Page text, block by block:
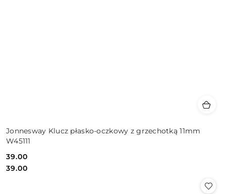
Jonnesway Klucz płasko-oczkowy z grzechotką 11mm
W45111
Cena:
39.00
Cena:
39.00